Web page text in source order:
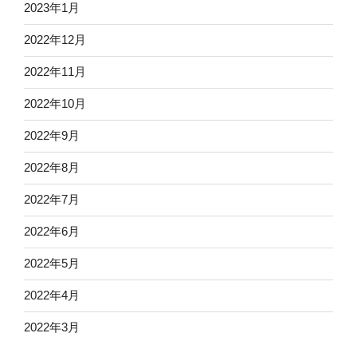
2023年1月
2022年12月
2022年11月
2022年10月
2022年9月
2022年8月
2022年7月
2022年6月
2022年5月
2022年4月
2022年3月